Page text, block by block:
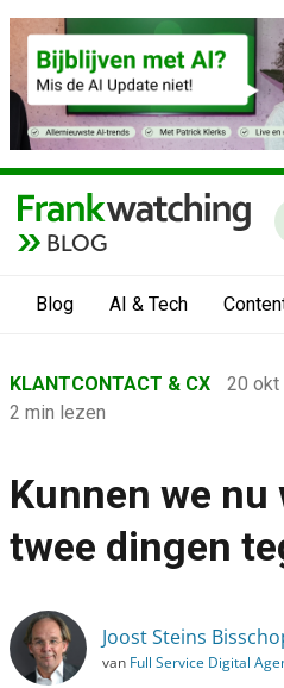
BLOG
Blog AI & Tech
›
Klantcontact & CX
›
KLANTCONTACT & CX
20 okt
2 min lezen
Kunnen we
twee dingen
Joost Steins
van Full Service Digital